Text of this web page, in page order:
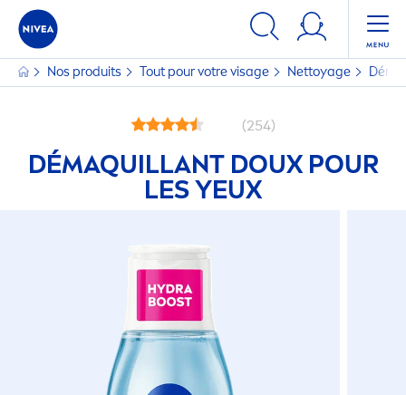
Nos produits Tout pour votre visage Nettoyage
(254)
DÉMAQUILLANT DOUX POUR
LES YEUX